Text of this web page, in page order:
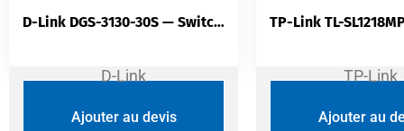
D-Link
D-Link DGS-3130-30S — Switch Administrable L3 30 Ports | 24 SFP 1G | 4 SFP+ 10G | 2 ×10GBASE-T | 168 Gbit/s
Ajouter au devis
TP-Link
Ajouter au